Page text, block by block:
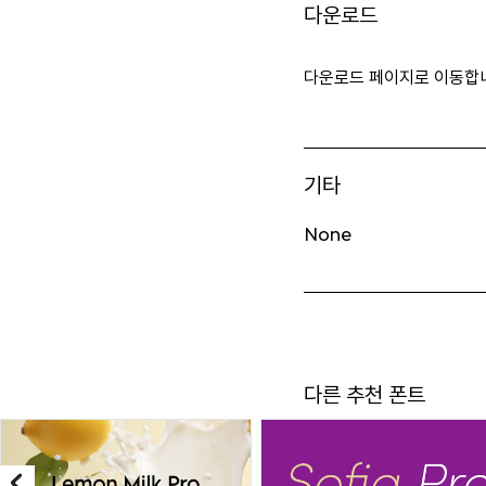
다운로드
다운로드 페이지로 이동합
기타
None
다른 추천 폰트